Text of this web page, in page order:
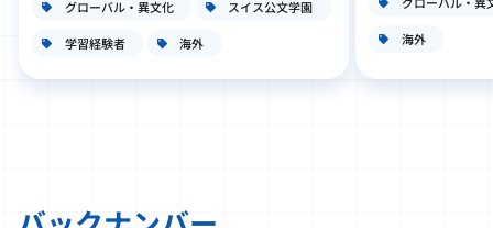
グローバル・異文化 スイス公文学園
学習経験者 海外 海外